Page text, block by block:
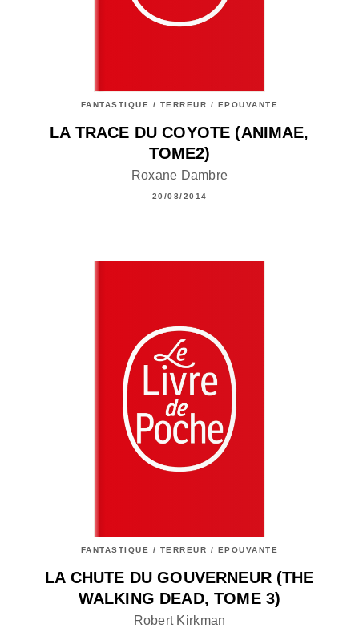
FANTASTIQUE / TERREUR / EPOUVANTE
LA TRACE DU COYOTE (ANIMAE,
TOME2)
Roxane Dambre
20/08/2014
FANTASTIQUE / TERREUR / EPOUVANTE
LA CHUTE DU GOUVERNEUR (THE
WALKING DEAD, TOME 3)
Robert Kirkman